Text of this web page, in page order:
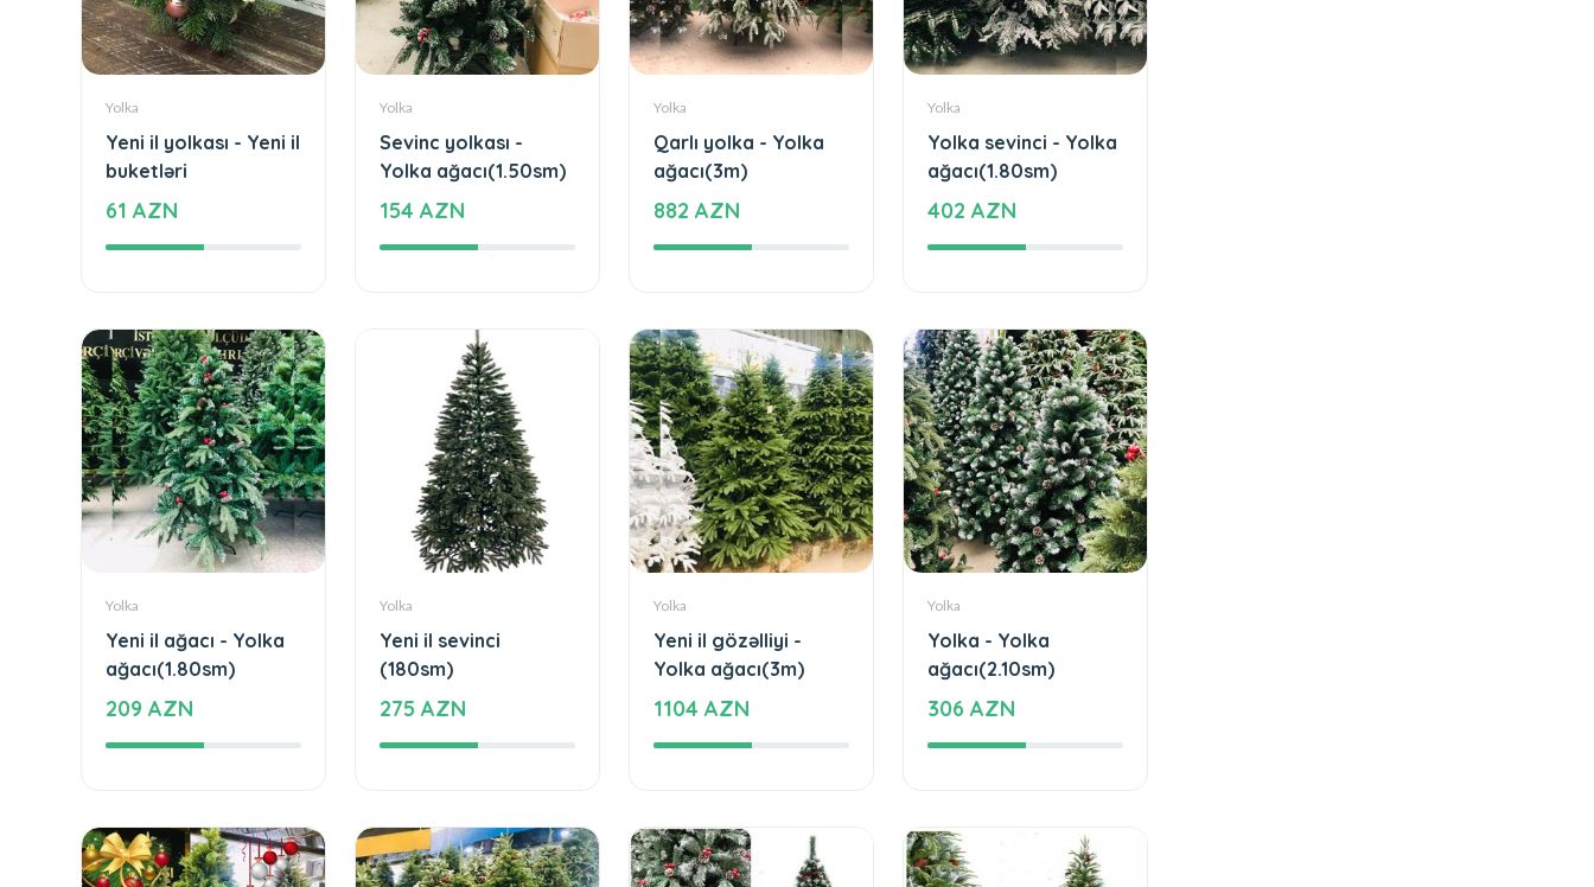
Yolka
Yeni il yolkası - Yeni il
buketləri
61 AZN
Yolka
Sevinc yolkası -
Yolka ağacı(1.50sm)
154 AZN
Yolka
Qarlı yolka - Yolka
ağacı(3m)
882 AZN
Yolka
Yolka sevinci - Yolka
ağacı(1.80sm)
402 AZN
Yolka
Yeni il ağacı - Yolka
ağacı(1.80sm)
209 AZN
Yolka
Yeni il sevinci
(180sm)
275 AZN
Yolka
Yeni il gözəlliyi -
Yolka ağacı(3m)
1104 AZN
Yolka
Yolka - Yolka
ağacı(2.10sm)
306 AZN